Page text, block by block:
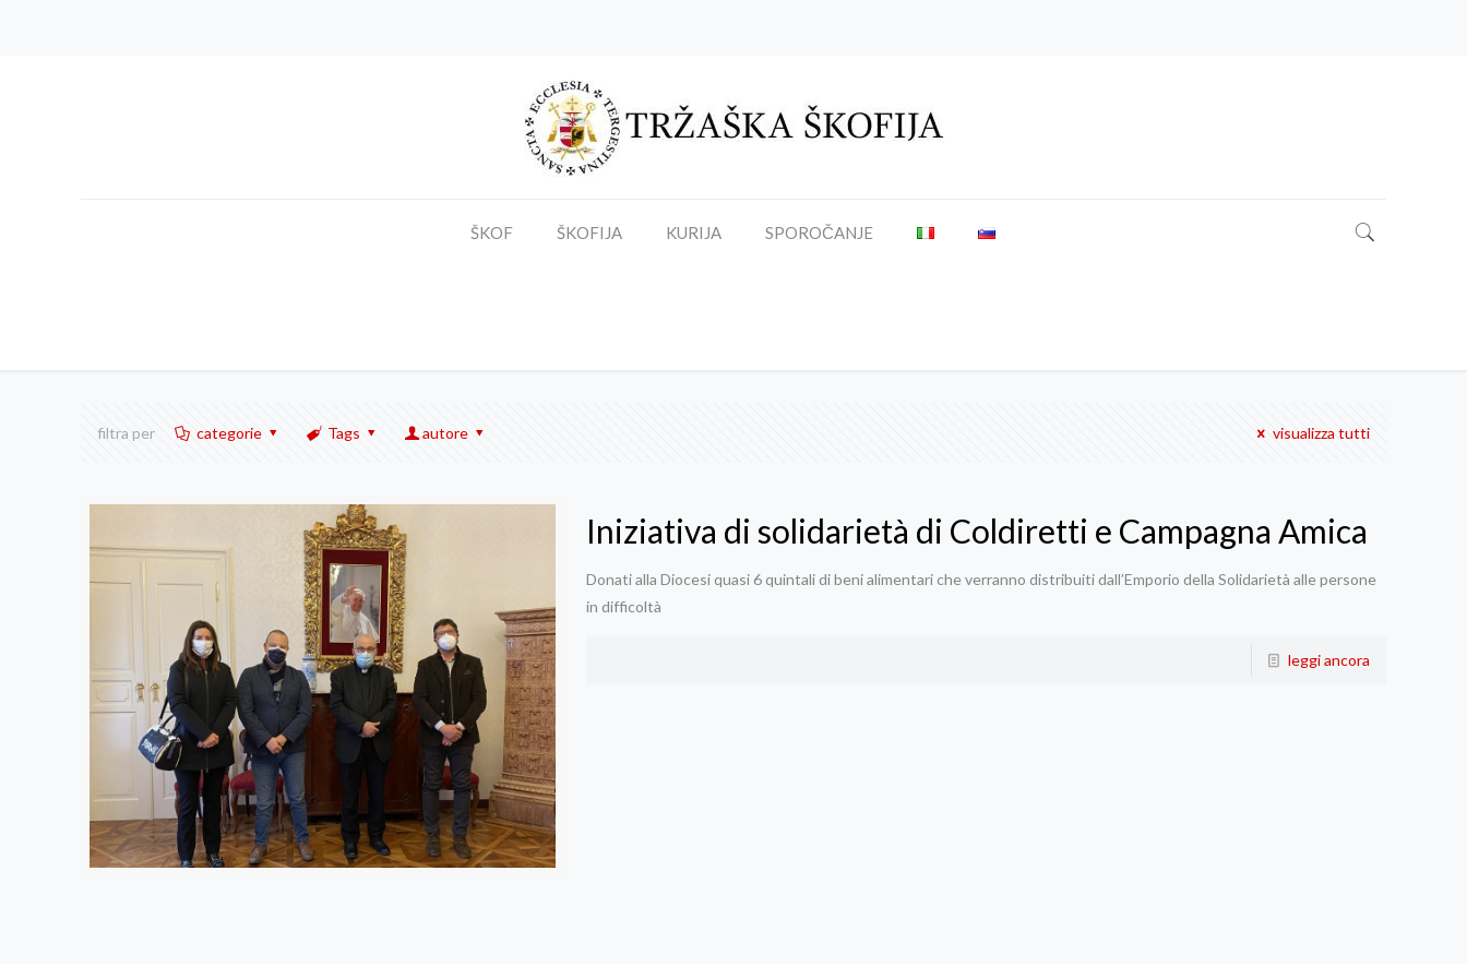
ŠKOF ŠKOFIJA KURIJA SPOROČANJE
filtra per categorie Tags autore visualizza tutti
Iniziativa di solidarietà di Coldiretti e Campagna Amica
Donati alla Diocesi quasi 6 quintali di beni alimentari che verranno distribuiti dall’Emporio della Solidarietà alle persone
in difficoltà
leggi ancora